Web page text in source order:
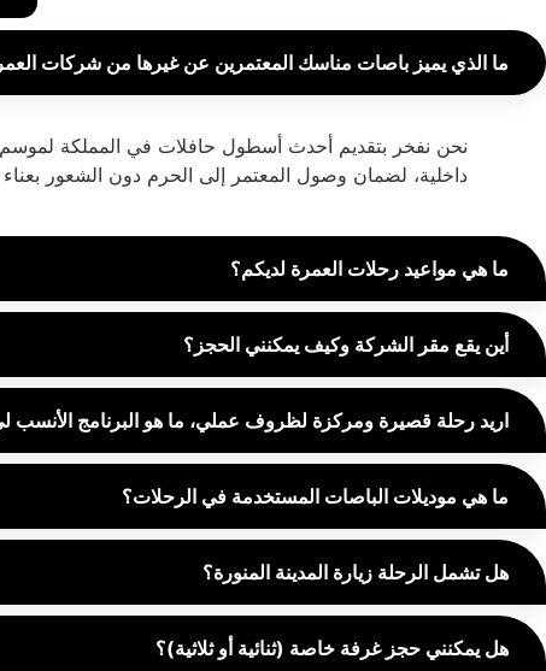
ما الذي يميز باصات مناسك المعتمرين عن غيرها من شركات
داخلية، لضمان وصول المعتمر إلى الحرم دون الشعور
ما هي مواعيد رحلات العمرة لديكم؟
أين يقع مقر الشركة وكيف يمكنني الحجز؟
اريد رحلة قصيرة ومركزة لظروف عملي، ما هو البرنامج الأنسب
ما هي موديلات الباصات المستخدمة في الرحلات؟
هل تشمل الرحلة زيارة المدينة المنورة؟
هل يمكنني حجز غرفة خاصة (ثنائية أو ثلاثية)؟